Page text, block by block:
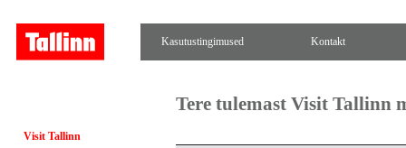
Kasutustingimused Kontakt
Visit Tallinn
Tere tulemast Visit Tallinn